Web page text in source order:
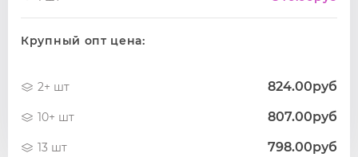
Крупный опт цена:
2+ шт 824.00руб
10+ шт 807.00руб
13 шт 798.00руб